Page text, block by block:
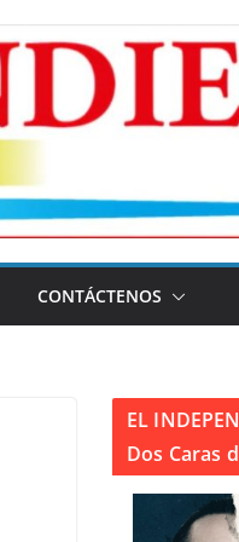
CONTÁCTENOS
EL
Dos Caras